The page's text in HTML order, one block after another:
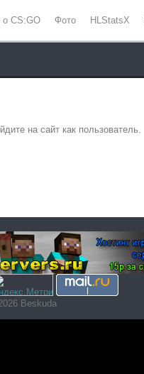
о CS:GO Фото HLStatsX
на сайт как пользователь.
Beskuda